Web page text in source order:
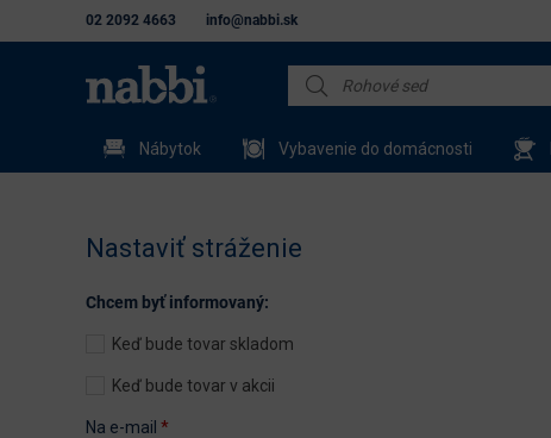
02 2092 4663 info@nabbi.sk
Nábytok Vybavenie do domácnosti
Nastaviť stráženie
Chcem byť informovaný:
Keď bude tovar skladom
Keď bude tovar v akcii
Na e-mail *